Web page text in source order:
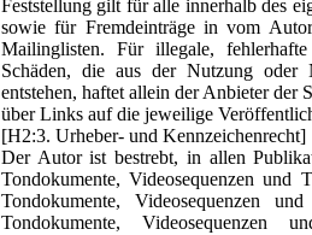
Feststellung gilt für alle innerhalb des
sowie für Fremdeinträge in vom
Mailinglisten. Für illegale,
Schäden, die aus der Nutzung oder
entstehen, haftet allein der Anbieter der
über Links auf die jeweilige
[H2:3. Urheber- und Kennzeichenrecht]
Der Autor ist bestrebt, in allen
Tondokumente, Videosequenzen und
Tondokumente, Videosequenzen
Tondokumente,